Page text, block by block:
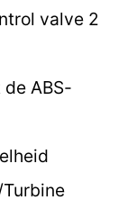
valve 2
ABS-